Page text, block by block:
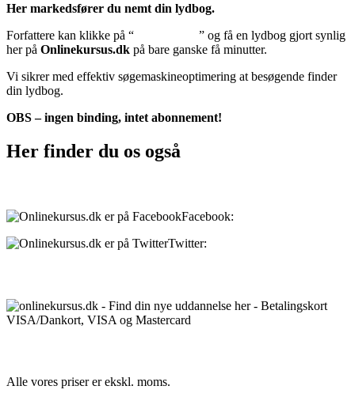
Her markedsfører du nemt din lydbog.
Forfattere kan klikke på “
” og få en lydbog gjort synlig
her på Onlinekursus.dk på bare ganske få minutter.
Vi sikrer med effektiv søgemaskineoptimering at besøgende finder
din lydbog.
OBS – ingen binding, intet abonnement!
Her finder du os også
Facebook:
Twitter:
Alle vores priser er ekskl. moms.